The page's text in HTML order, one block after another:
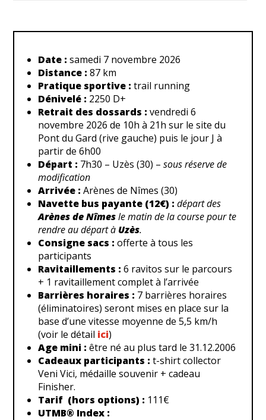
Date : samedi 7 novembre 2026
Distance : 87 km
Pratique sportive : trail running
Dénivelé : 2250 D+
Retrait des dossards :vendredi 6
novembre 2026 de 10h à 21h sur le site du
Pont du Gard (rive gauche) puis le jour J à
partir de 6h00
Départ : 7h30 – Uzès (30) –sous réserve de
modification
Arrivée : Arènes de Nîmes (30)
Navette bus payante (12€) :départ des
Arènes de Nîmesle matin de la course pour te
rendre au départ à Uzès.
Consigne sacs : offerte à tous les
participants
Ravitaillements : 6 ravitos sur le parcours
+ 1 ravitaillement complet à l’arrivée
Barrières horaires : 7 barrières horaires
(éliminatoires) seront mises en place sur la
base d’une vitesse moyenne de 5,5 km/h
(voir le détail ici)
Age mini : être né au plus tard le 31.12.2006
Cadeaux participants : t-shirt collector
Veni Vici, médaille souvenir + cadeau
Finisher.
Tarif (hors options) : 111€
UTMB® Index :